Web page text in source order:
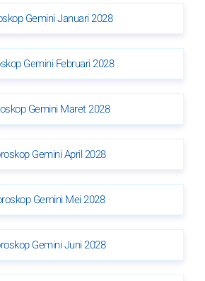
Gemini Januari 2028
Gemini Februari 2028
Gemini Maret 2028
Gemini April 2028
Gemini Mei 2028
Gemini Juni 2028